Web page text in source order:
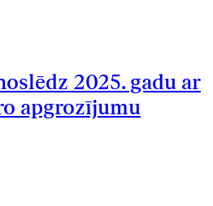
2025. gadu ar
apgrozījumu